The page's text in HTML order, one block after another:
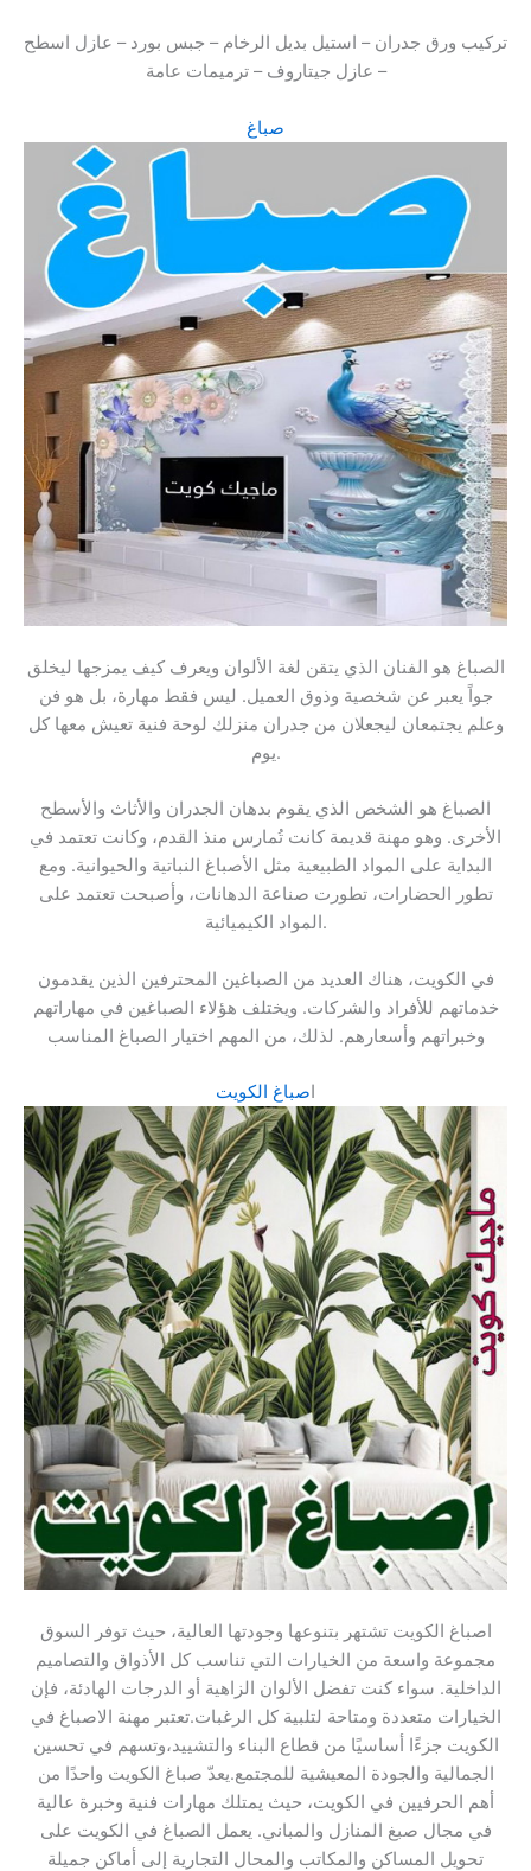
تركيب ورق جدران – استيل بديل الرخام – جبس بورد – عازل اسطح
– عازل جيتاروف – ترميمات عامة
صباغ
الصباغ هو الفنان الذي يتقن لغة الألوان ويعرف كيف يمزجها ليخلق
جواً يعبر عن شخصية وذوق العميل. ليس فقط مهارة، بل هو فن
وعلم يجتمعان ليجعلان من جدران منزلك لوحة فنية تعيش معها كل
يوم.
الصباغ هو الشخص الذي يقوم بدهان الجدران والأثاث والأسطح
الأخرى. وهو مهنة قديمة كانت تُمارس منذ القدم، وكانت تعتمد في
البداية على المواد الطبيعية مثل الأصباغ النباتية والحيوانية. ومع
تطور الحضارات، تطورت صناعة الدهانات، وأصبحت تعتمد على
المواد الكيميائية.
في الكويت، هناك العديد من الصباغين المحترفين الذين يقدمون
خدماتهم للأفراد والشركات. ويختلف هؤلاء الصباغين في مهاراتهم
وخبراتهم وأسعارهم. لذلك، من المهم اختيار الصباغ المناسب
اصباغ الكويت
اصباغ الكويت تشتهر بتنوعها وجودتها العالية، حيث توفر السوق
مجموعة واسعة من الخيارات التي تناسب كل الأذواق والتصاميم
الداخلية. سواء كنت تفضل الألوان الزاهية أو الدرجات الهادئة، فإن
الخيارات متعددة ومتاحة لتلبية كل الرغبات.تعتبر مهنة الاصباغ في
الكويت جزءًا أساسيًا من قطاع البناء والتشييد،وتسهم في تحسين
الجمالية والجودة المعيشية للمجتمع.يعدّ صباغ الكويت واحدًا من
أهم الحرفيين في الكويت، حيث يمتلك مهارات فنية وخبرة عالية
في مجال صبغ المنازل والمباني. يعمل الصباغ في الكويت على
تحويل المساكن والمكاتب والمحال التجارية إلى أماكن جميلة